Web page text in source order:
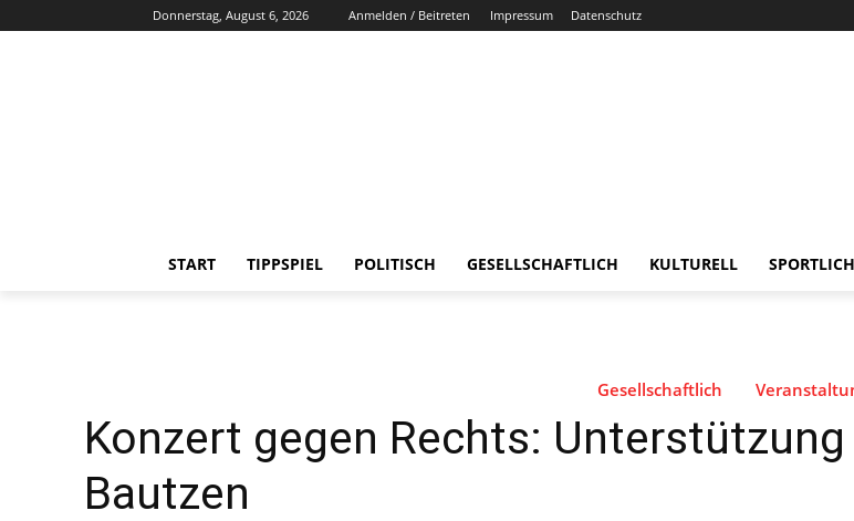
Donnerstag, August 6, 2026 Anmelden / Beitreten Impressum Datenschutz
START TIPPSPIEL POLITISCH GESELLSCHAFTLICH KULTURELL SPORTLICH
Gesellschaftlich
Konzert gegen Rechts:
Bautzen